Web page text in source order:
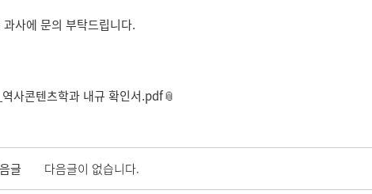
과사에 문의 부탁드립니다.
사콘텐츠학과 내규 확인서.pdf
글 다음글이 없습니다.